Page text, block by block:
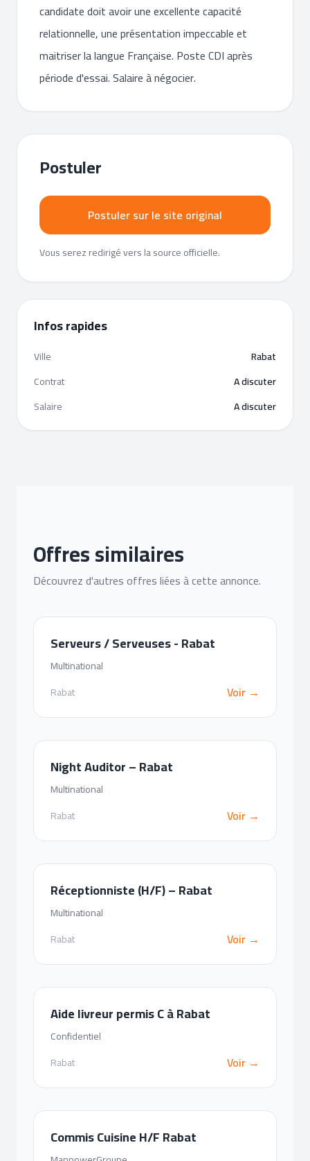
candidate doit avoir une excellente capacité
relationnelle, une présentation impeccable et
maitriser la langue Française. Poste CDI après
période d'essai. Salaire à négocier.
Postuler
Postuler sur le site original
Vous serez redirigé vers la source officielle.
Infos rapides
Ville
Rabat
Contrat
A discuter
Salaire
A discuter
Offres similaires
Découvrez d'autres offres liées à cette annonce.
Serveurs / Serveuses - Rabat
Multinational
Rabat
Voir →
Night Auditor – Rabat
Multinational
Rabat
Voir →
Réceptionniste (H/F) – Rabat
Multinational
Rabat
Voir →
Aide livreur permis C à Rabat
Confidentiel
Rabat
Voir →
Commis Cuisine H/F Rabat